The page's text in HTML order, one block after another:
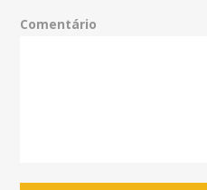
Comentário